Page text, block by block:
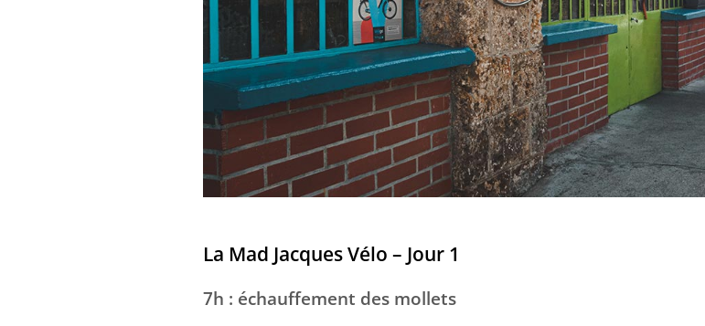
La Mad Jacques Vélo – Jour 1
7h : échauffement des mollets